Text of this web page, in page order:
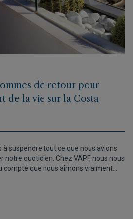
de retour pour
de la vie sur la Costa
à suspendre tout ce que nous avions
notre quotidien. Chez VAPF, nous nous
compte que nous aimons vraiment